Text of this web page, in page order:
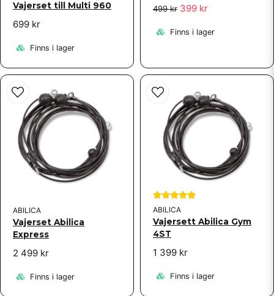
Vajerset till Multi 960
699 kr
Finns i lager
499 kr 399 kr
Finns i lager
ABILICA
Vajerset Abilica
Express
2 499 kr
Finns i lager
ABILICA
Vajersett Abilica Gym
4ST
1 399 kr
Finns i lager